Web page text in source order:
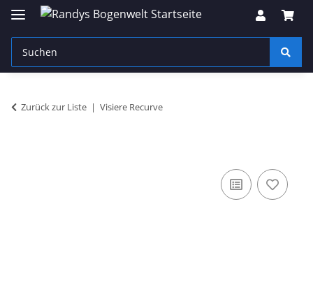
Zurück zur Liste Visiere Recurve